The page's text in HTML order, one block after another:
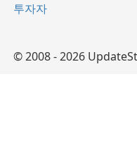
투자자
© 2008 - 2026